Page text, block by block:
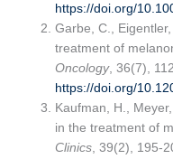
https://doi.org/
Garbe, C.,
treatment of
Oncology, 36(7),
https://doi.org/
Kaufman, H.,
in the treatment of
Clinics , 39(2), 195-